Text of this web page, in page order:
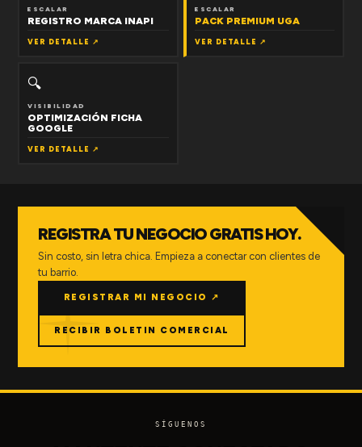
ESCALAR
REGISTRO MARCA INAPI
VER DETALLE ↗
ESCALAR
PACK PREMIUM UGA
VER DETALLE ↗
🔍
VISIBILIDAD
OPTIMIZACIÓN FICHA
GOOGLE
VER DETALLE ↗
REGISTRA TU NEGOCIO GRATIS HOY.
Sin costo, sin letra chica. Empieza a conectar con clientes de
tu barrio.
REGISTRAR MI NEGOCIO ↗
RECIBIR BOLETIN COMERCIAL
SÍGUENOS